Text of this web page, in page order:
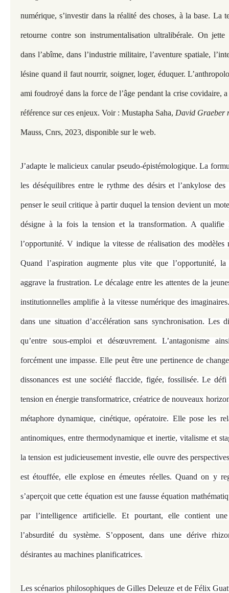
numérique, s’investir dans la réalité des choses, à la base. La
retourne contre son instrumentalisation ultralibérale. On jette
dans l’abîme, dans l’industrie militaire, l’aventure spatiale,
lésine quand il faut nourrir, soigner, loger, éduquer.
ami foudroyé dans la force de l’âge pendant la crise covidaire,
référence sur ces enjeux. Voir : Mustapha Saha, David Graeber
Mauss, Cnrs, 2023, disponible sur le web.
J’adapte le malicieux canular pseudo-épistémologique. La
les déséquilibres entre le rythme des désirs et l’ankylose
penser le seuil critique à partir duquel la tension devient un
désigne à la fois la tension et la transformation. A qualifie
l’opportunité. V indique la vitesse de réalisation des modèles
Quand l’aspiration augmente plus vite que l’opportunité,
aggrave la frustration. Le décalage entre les attentes de la
institutionnelles amplifie à la vitesse numérique des
dans une situation d’accélération sans synchronisation. Les
qu’entre sous-emploi et désœuvrement. L’antagonisme
forcément une impasse. Elle peut être une pertinence de
dissonances est une société flaccide, figée, fossilisée. Le
tension en énergie transformatrice, créatrice de nouveaux
métaphore dynamique, cinétique, opératoire. Elle pose les
antinomiques, entre thermodynamique et inertie, vitalisme et
la tension est judicieusement investie, elle ouvre des
est étouffée, elle explose en émeutes réelles. Quand on y
s’aperçoit que cette équation est une fausse équation
par l’intelligence artificielle. Et pourtant, elle contient
l’absurdité du système. S’opposent, dans une dérive
désirantes au machines planificatrices.
Les scénarios philosophiques de Gilles Deleuze et de Félix